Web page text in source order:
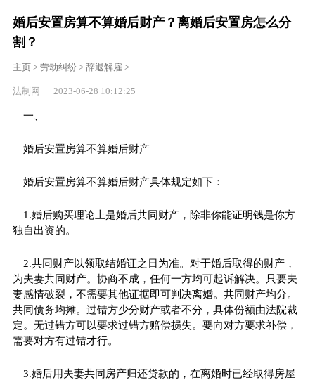
婚后安置房算不算婚后财产？离婚后安置房怎么分
割？
主页> 劳动纠纷 > 辞退解雇 >
法制网 2023-06-28 10:12:25
一、
婚后安置房算不算婚后财产
婚后安置房算不算婚后财产具体规定如下：
1.婚后购买理论上是婚后共同财产，除非你能证明钱是你方
独自出资的。
2.共同财产以领取结婚证之日为准。对于婚后取得的财产，
为夫妻共同财产。协商不成，任何一方均可起诉解决。只要夫
妻感情破裂，不需要其他证据即可判决离婚。共同财产均分。
共同债务均摊。过错方少分财产或者不分，具体份额由法院裁
定。无过错方可以要求过错方赔偿损失。要向对方要求补偿，
需要对方有过错才行。
3.婚后用夫妻共同房产归还贷款的，在离婚时已经取得房屋